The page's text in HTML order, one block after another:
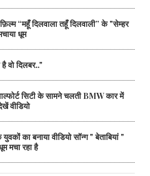
“महूँ दिलवाला तहूँ दिलवाली” के "सेम्हर
धूम
वो दिलबर.."
सिटी के सामने चलती BMW कार में
वीडियो
का बनाया वीडियो सॉन्ग " बेताबियां "
मचा रहा है